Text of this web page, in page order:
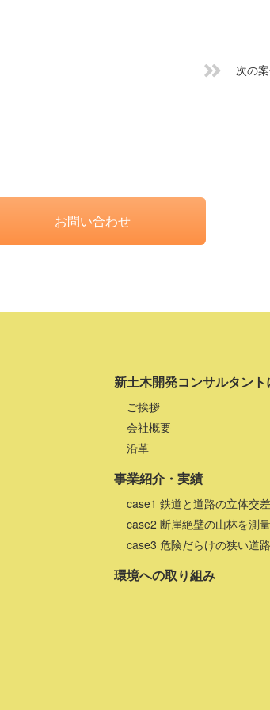
次の
お問い合わせ
新土木開発コンサルタン
ご挨拶
会社概要
沿革
事業紹介・実績
case1 鉄道と道路の立体交
case2 断崖絶壁の山林を測
case3 危険だらけの狭い道
環境への取り組み